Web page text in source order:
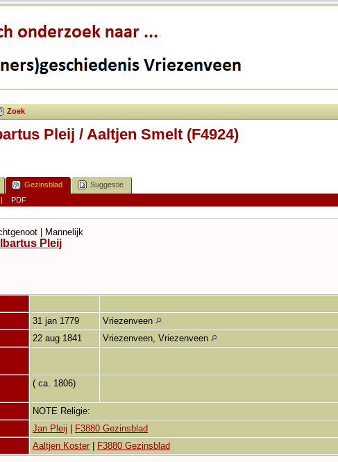
Zoek
Pleij / Aaltjen Smelt (F4924)
Gezinsblad
Suggestie
PDF
| Mannelijk
Pleij
31 jan 1779 Vriezenveen
22 aug 1841 Vriezenveen, Vriezenveen
( ca. 1806)
NOTE Religie:
Jan Pleij
F3880 Gezinsblad
Aaltjen Koster F3880 Gezinsblad